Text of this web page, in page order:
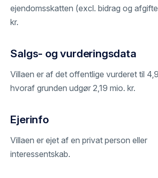
ejendomsskatten (excl. bidrag og
kr.
Salgs- og vurderingsdata
Villaen er af det offentlige vurderet til
hvoraf grunden udgør 2,19 mio. kr.
Ejerinfo
Villaen er ejet af en privat person eller
interessentskab.